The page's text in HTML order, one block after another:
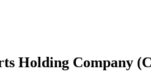
Holding Company